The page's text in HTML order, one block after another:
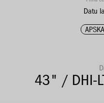
Datu
43" / DHI-